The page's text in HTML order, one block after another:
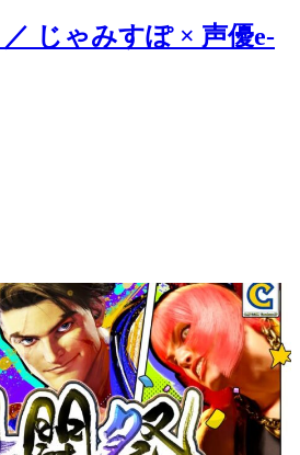
じゃみすぽ × 声優e-